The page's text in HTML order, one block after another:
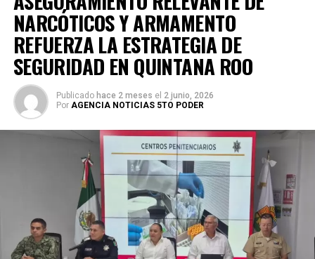
La coordinación tecnológica del C5 y el despliegue
operativo en campo permitieron la recuperación de105
relacionados con reportes de robo o probables
hechos delictivos. Además, se realizaron
24 mil 622
revisiones preventivasa personas y unidades
vehiculares, reforzando la vigilancia en zonas estratégicas
y puntos de alta movilidad.
NARCÓTICOS Y ARMAMENTO
REFUERZA LA ESTRATEGIA DE
SEGURIDAD EN QUINTANA ROO
Publicado hace 2 meses el 2 junio, 2026
Por AGENCIA NOTICIAS 5TO PODER